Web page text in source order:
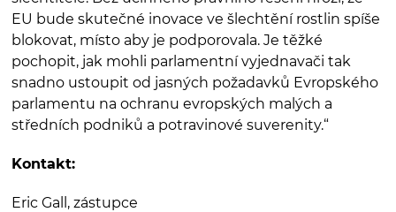
EU bude skutečné inovace ve šlechtění rostlin spíše
blokovat, místo aby je podporovala. Je těžké
pochopit, jak mohli parlamentní vyjednavači tak
snadno ustoupit od jasných požadavků Evropského
parlamentu na ochranu evropských malých a
středních podniků a potravinové suverenity.“
Kontakt:
Eric Gall, zástupce